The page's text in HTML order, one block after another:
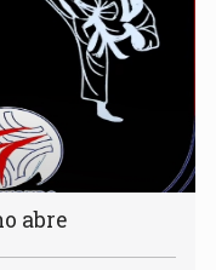
abre